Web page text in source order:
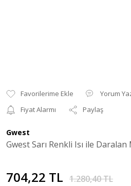
Yorum
Fiyat Alarmı
Paylaş
Gwest
Gwest Sarı Renkli Isı ile
704,22 TL 1.280,40 TL